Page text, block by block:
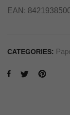
EAN:
CATEGORIES: